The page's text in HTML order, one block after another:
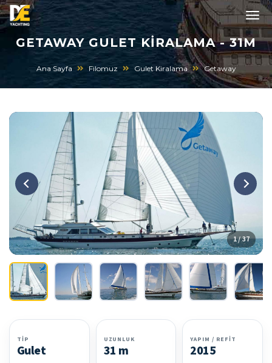
GETAWAY GULET KIRALAMA - 31M
Ana Sayfa Filomuz Gulet Kiralama Getaway
1 / 37
TIP
Gulet
UZUNLUK
31 m
YAPIM / REFIT
2015